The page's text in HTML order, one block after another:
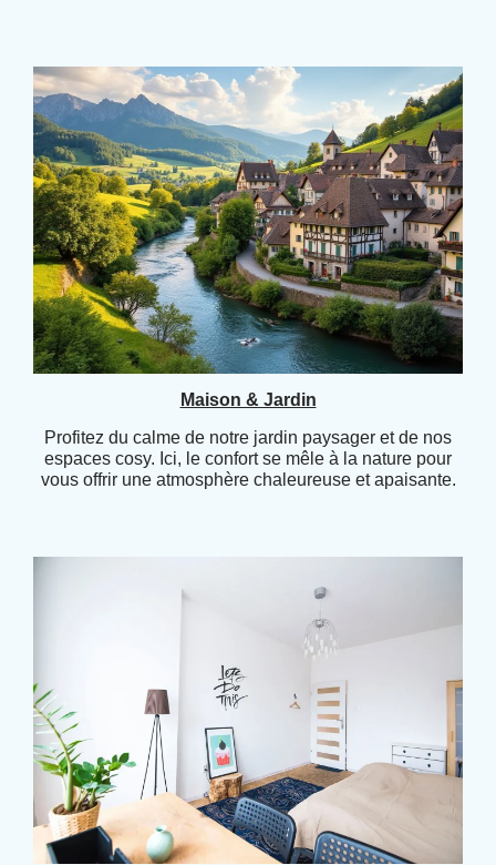
Maison & Jardin
Profitez du calme de notre jardin paysager et de nos
espaces cosy. Ici, le confort se mêle à la nature pour
vous offrir une atmosphère chaleureuse et apaisante.